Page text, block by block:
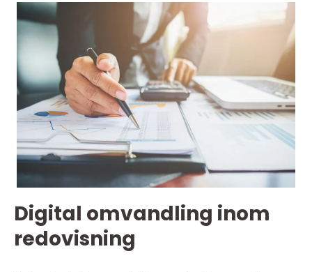
Digital omvandling inom
redovisning